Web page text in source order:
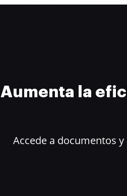
Aumenta la
Accede a documentos